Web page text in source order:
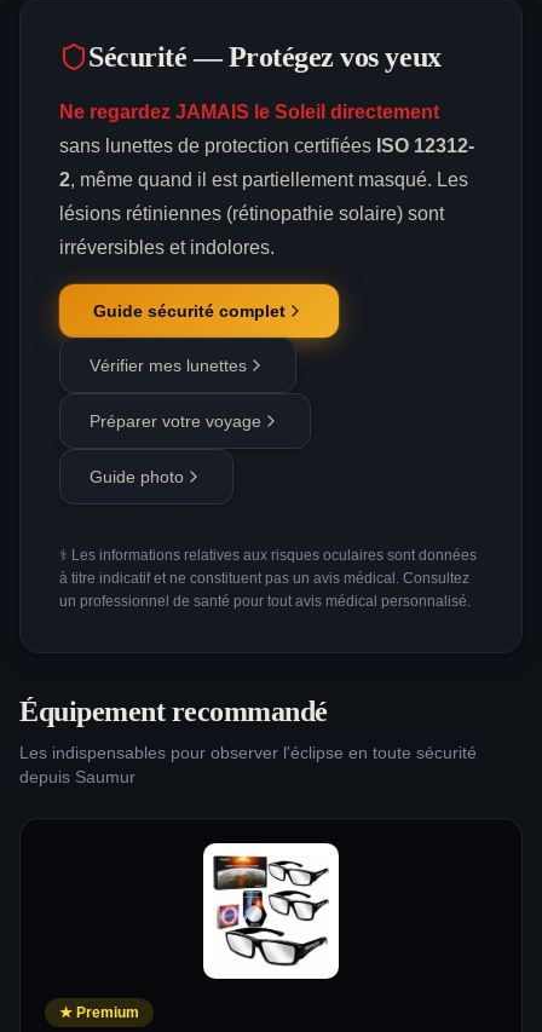
Sécurité — Protégez vos yeux
Ne regardez JAMAIS le Soleil directement
sans lunettes de protection certifiées ISO 12312-
2, même quand il est partiellement masqué. Les
lésions rétiniennes (rétinopathie solaire) sont
irréversibles et indolores.
Guide sécurité complet
Vérifier mes lunettes
Préparer votre voyage
Guide photo
⚕️ Les informations relatives aux risques oculaires sont données
à titre indicatif et ne constituent pas un avis médical. Consultez
un professionnel de santé pour tout avis médical personnalisé.
Équipement recommandé
Les indispensables pour observer l'éclipse en toute sécurité
depuis Saumur
★ Premium